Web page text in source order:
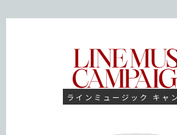
ラインミュージック キャ